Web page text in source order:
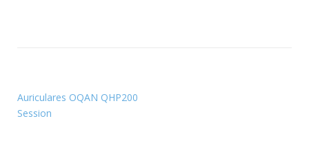
Auriculares OQAN QHP200
Session